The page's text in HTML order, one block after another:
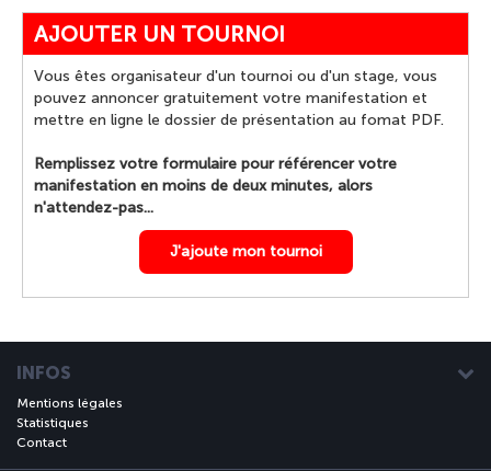
AJOUTER UN TOURNOI
Vous êtes organisateur d'un tournoi ou d'un stage, vous
pouvez annoncer gratuitement votre manifestation et
mettre en ligne le dossier de présentation au fomat PDF.
Remplissez votre formulaire pour référencer votre
manifestation en moins de deux minutes, alors
n'attendez-pas...
J'ajoute mon tournoi
INFOS
Mentions légales
Statistiques
Contact